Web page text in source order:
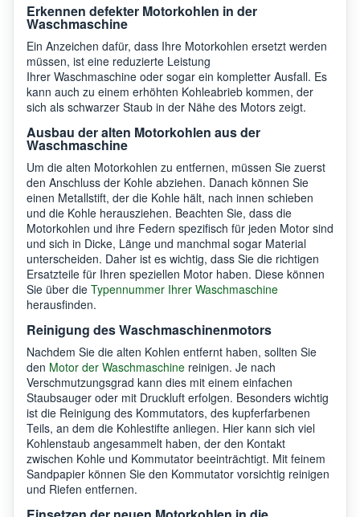
Erkennen defekter Motorkohlen in der
Waschmaschine
Ein Anzeichen dafür, dass Ihre Motorkohlen ersetzt werden
müssen, ist eine reduzierte Leistung
Ihrer Waschmaschine oder sogar ein kompletter Ausfall. Es
kann auch zu einem erhöhten Kohleabrieb kommen, der
sich als schwarzer Staub in der Nähe des Motors zeigt.
Ausbau der alten Motorkohlen aus der
Waschmaschine
Um die alten Motorkohlen zu entfernen, müssen Sie zuerst
den Anschluss der Kohle abziehen. Danach können Sie
einen Metallstift, der die Kohle hält, nach innen schieben
und die Kohle herausziehen. Beachten Sie, dass die
Motorkohlen und ihre Federn spezifisch für jeden Motor sind
und sich in Dicke, Länge und manchmal sogar Material
unterscheiden. Daher ist es wichtig, dass Sie die richtigen
Ersatzteile für Ihren speziellen Motor haben. Diese können
Sie über die Typennummer Ihrer Waschmaschine
herausfinden.
Reinigung des Waschmaschinenmotors
Nachdem Sie die alten Kohlen entfernt haben, sollten Sie
den Motor der Waschmaschine reinigen. Je nach
Verschmutzungsgrad kann dies mit einem einfachen
Staubsauger oder mit Druckluft erfolgen. Besonders wichtig
ist die Reinigung des Kommutators, des kupferfarbenen
Teils, an dem die Kohlestifte anliegen. Hier kann sich viel
Kohlenstaub angesammelt haben, der den Kontakt
zwischen Kohle und Kommutator beeinträchtigt. Mit feinem
Sandpapier können Sie den Kommutator vorsichtig reinigen
und Riefen entfernen.